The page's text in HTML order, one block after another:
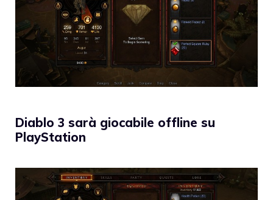
Diablo 3 sarà giocabile offline su
PlayStation